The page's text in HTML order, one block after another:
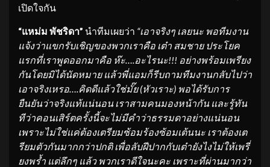
เปิดใจกัน
“แหม่ม พัชริดา” นำทีมเผยว่า “เอาจริงๆ เลยนะ พอทีมงาน
แจ้งว่าแขกรับเชิญของพวกเราคือ เต๋า สมชาย ประโยค
แรกที่เราพูดออกมาคือ ห๊ะ….อะไรนะ!!! อย่างพร้อมเพรียง
กันโดยมิได้นัดหมาย แล้วพี่แอมก็รีบถามทีมงานกลับไปว่า
เอาจริงเหรอ….คิดดีแล้วใช่มั๊ย (หัวเราะ) พอได้รับการ
ยืนยันว่าจริงแท้แน่นอน เราสามคนมองหน้ากัน และรู้ทัน
ทีว่าคอนเสิร์ตครั้งนี้จะไม่มีคำว่าธรรมดาอย่างแน่นอน
เพราะไม่ใช่แค่ต้องเตรียมซ้อมร้องซ้อมเต้นนะ เราต้องเต
รียมตัวกันมากกว่าปกติ เพื่อลับฝีปากกับเต๋ายังไงไม่ให้เพรี่
ยงพร้ำ แต่ลึกๆ แล้ว พวกเราดีใจนะคะ เพราะที่ผ่านมากว่า